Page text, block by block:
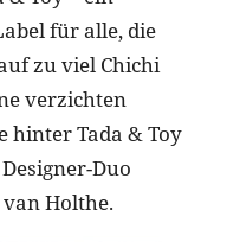
für alle, die
zu viel Chichi
verzichten
hinter Tada & Toy
Duo
Holthe.